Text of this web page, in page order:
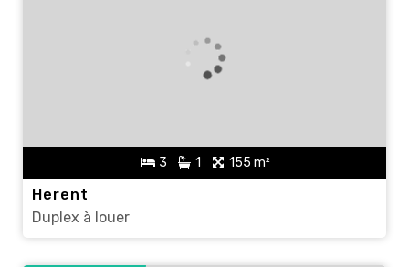
3 1 155 m²
Herent
Duplex à louer